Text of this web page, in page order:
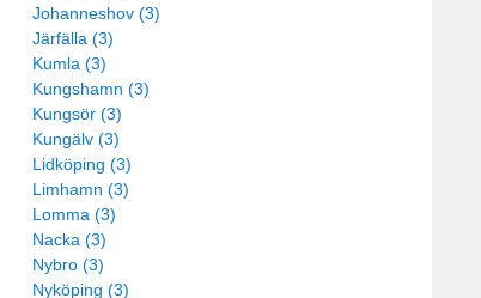
Johanneshov (3)
Järfälla (3)
Kumla (3)
Kungshamn (3)
Kungsör (3)
Kungälv (3)
Lidköping (3)
Limhamn (3)
Lomma (3)
Nacka (3)
Nybro (3)
Nyköping (3)